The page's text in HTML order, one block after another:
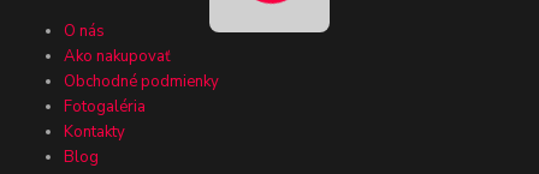
O nás
Ako nakupovať
Obchodné podmienky
Fotogaléria
Kontakty
Blog